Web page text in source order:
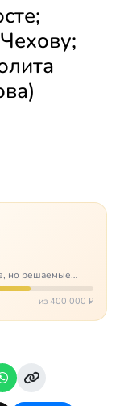
но решаемые
ставит
угрожая в
из 400 000 ₽